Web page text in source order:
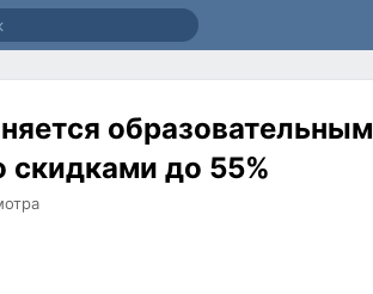
образовательным
скидками до 55%